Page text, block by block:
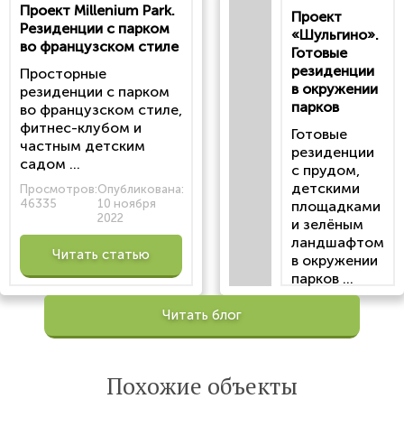
Проект Millenium Park.
Резиденции с парком
во французском стиле
Просторные
резиденции с парком
во французском стиле,
фитнес-клубом и
частным детским
садом ...
Просмотров:
46335
Опубликована:
10 ноября
2022
Читать статью
статью
Проект
«Шульгино».
Готовые
резиденции
в окружении
парков
Готовые
резиденции
с прудом,
детскими
площадками
и зелёным
ландшафтом
в окружении
парков ...
Просмотров:
Опубликована:
Читать блог
Похожие объекты